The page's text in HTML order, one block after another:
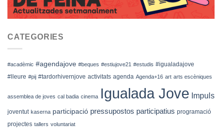
CATEGORIES
#acadèmic #agendajove #beques #estiujove21 #estudis #igualadajove
#lleure #pij #tardorhivernjove activitats agenda Agenda+16 art arts escèniques
assemblea de joves cal badia cinema Igualada Jove Impuls
joventut kaserna participació pressupostos participatius programació
projectes tallers voluntariat